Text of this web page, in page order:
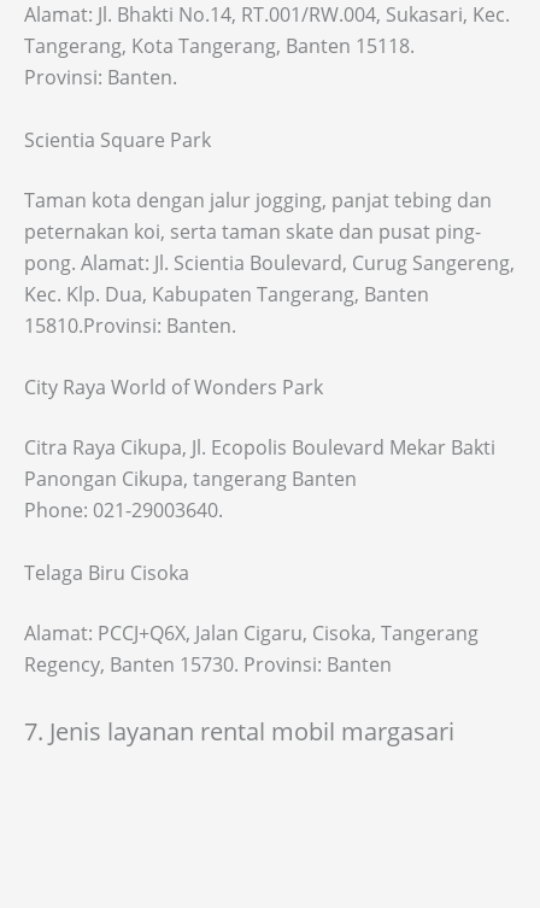
Alamat: Jl. Bhakti No.14, RT.001/RW.004, Sukasari, Kec.
Tangerang, Kota Tangerang, Banten 15118.
Provinsi: Banten.
Scientia Square Park
Taman kota dengan jalur jogging, panjat tebing dan
peternakan koi, serta taman skate dan pusat ping-
pong. Alamat: Jl. Scientia Boulevard, Curug Sangereng,
Kec. Klp. Dua, Kabupaten Tangerang, Banten
15810.Provinsi: Banten.
City Raya World of Wonders Park
Citra Raya Cikupa, Jl. Ecopolis Boulevard Mekar Bakti
Panongan Cikupa, tangerang Banten
Phone: 021-29003640.
Telaga Biru Cisoka
Alamat: PCCJ+Q6X, Jalan Cigaru, Cisoka, Tangerang
Regency, Banten 15730. Provinsi: Banten
7. Jenis layanan rental mobil margasari